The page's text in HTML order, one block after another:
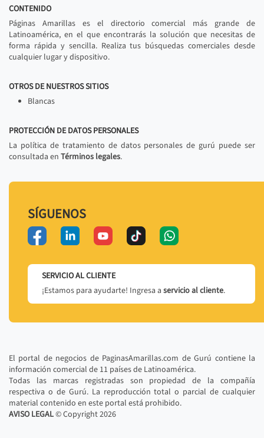
CONTENIDO
Páginas Amarillas es el directorio comercial más grande de
Latinoamérica, en el que encontrarás la solución que necesitas de
forma rápida y sencilla. Realiza tus búsquedas comerciales desde
cualquier lugar y dispositivo.
OTROS DE NUESTROS SITIOS
Blancas
PROTECCIÓN DE DATOS PERSONALES
La política de tratamiento de datos personales de gurú puede ser
consultada en Términos legales.
SÍGUENOS
SERVICIO AL CLIENTE
¡Estamos para ayudarte! Ingresa a servicio al cliente.
El portal de negocios de PaginasAmarillas.com de Gurú contiene la
información comercial de 11 países de Latinoamérica.
Todas las marcas registradas son propiedad de la compañía
respectiva o de Gurú. La reproducción total o parcial de cualquier
material contenido en este portal está prohibido.
AVISO LEGAL© Copyright2026